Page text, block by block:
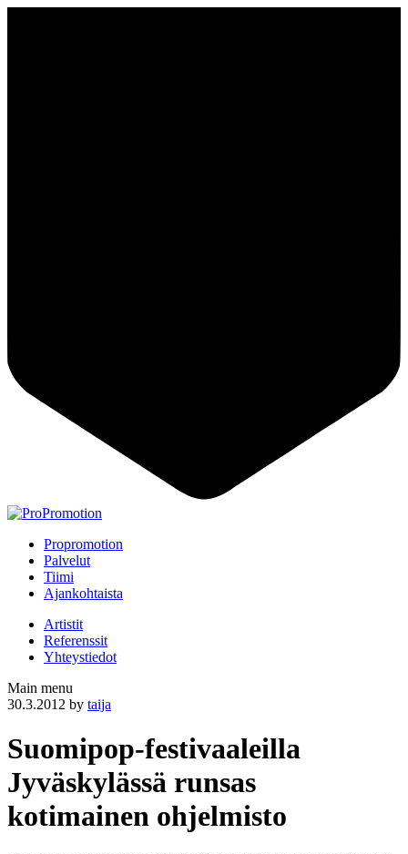
Propromotion
Palvelut
Tiimi
Ajankohtaista
Artistit
Referenssit
Yhteystiedot
Main menu
30.3.2012 by taija
Suomipop-festivaaleilla
Jyväskylässä runsas
kotimainen ohjelmisto